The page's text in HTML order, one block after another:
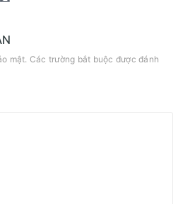
mật. Các trường bắt buộc được đánh